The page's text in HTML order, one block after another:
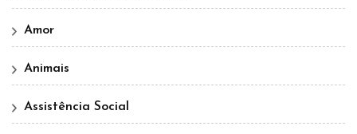
Amor
Animais
Assistência Social